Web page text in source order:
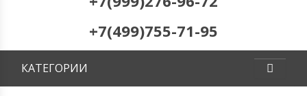
+7(499)755-71-95
КАТЕГОРИИ